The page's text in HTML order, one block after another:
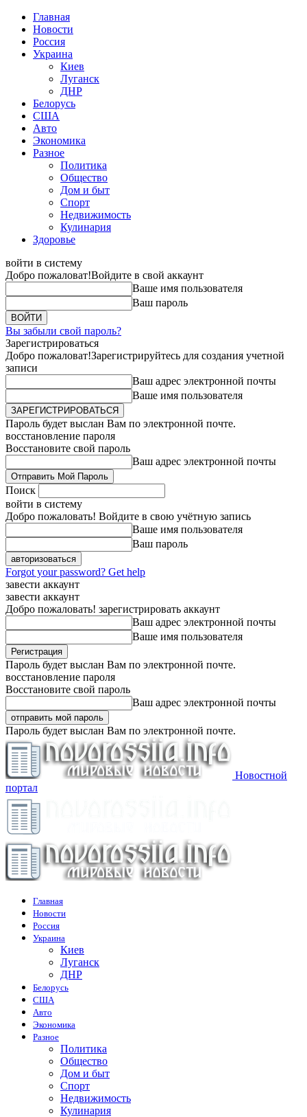
Главная
Новости
Россия
Украина
Киев
Луганск
ДНР
Белорусь
США
Авто
Экономика
Разное
Политика
Общество
Дом и быт
Спорт
Недвижимость
Кулинария
Здоровье
войти в систему
Добро пожаловат!Войдите в свой аккаунт
Ваше имя пользователя
Ваш пароль
Вы забыли свой пароль?
Зарегистрироваться
Добро пожаловат!Зарегистрируйтесь для создания учетной
записи
Ваш адрес электронной почты
Ваше имя пользователя
Пароль будет выслан Вам по электронной почте.
восстановление пароля
Восстановите свой пароль
Ваш адрес электронной почты
Поиск
войти в систему
Добро пожаловать! Войдите в свою учётную запись
Ваше имя пользователя
Ваш пароль
Forgot your password? Get help
завести аккаунт
завести аккаунт
Добро пожаловать! зарегистрировать аккаунт
Ваш адрес электронной почты
Ваше имя пользователя
Пароль будет выслан Вам по электронной почте.
восстановление пароля
Восстановите свой пароль
Ваш адрес электронной почты
Пароль будет выслан Вам по электронной почте.
Новостной
портал
Главная
Новости
Россия
Украина
Киев
Луганск
ДНР
Белорусь
США
Авто
Экономика
Разное
Политика
Общество
Дом и быт
Спорт
Недвижимость
Кулинария